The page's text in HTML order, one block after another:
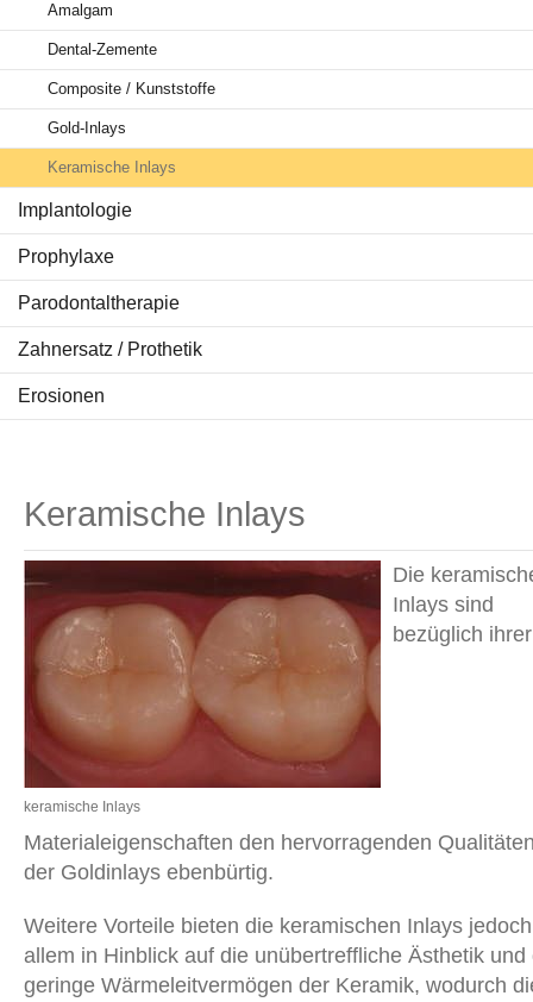
Amalgam
Dental-Zemente
Composite / Kunststoffe
Gold-Inlays
Keramische Inlays
Implantologie
Prophylaxe
Parodontaltherapie
Zahnersatz / Prothetik
Erosionen
Keramische Inlays
keramische Inlays
Die
Inlays sind
bezüglich ihrer
Materialeigenschaften den hervorragenden
der Goldinlays ebenbürtig.
Weitere Vorteile bieten die keramischen Inlays
allem in Hinblick auf die unübertreffliche Ästhetik und
geringe Wärmeleitvermögen der Keramik, wodurch